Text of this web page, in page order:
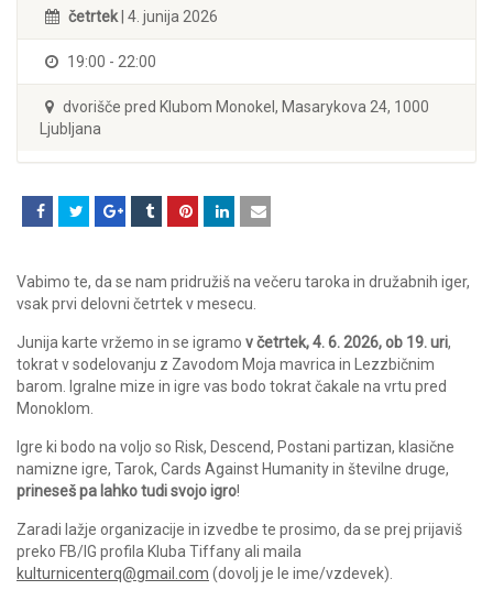
četrtek | 4. junija 2026
19:00 - 22:00
dvorišče pred Klubom Monokel, Masarykova 24, 1000
Ljubljana
Vabimo te, da se nam pridružiš na večeru taroka in družabnih iger,
vsak prvi delovni četrtek v mesecu.
Junija karte vržemo in se igramo v četrtek, 4. 6. 2026, ob 19. uri,
tokrat v sodelovanju z Zavodom Moja mavrica in Lezzbičnim
barom. Igralne mize in igre vas bodo tokrat čakale na vrtu pred
Monoklom.
Igre ki bodo na voljo so Risk, Descend, Postani partizan, klasične
namizne igre, Tarok, Cards Against Humanity in številne druge,
prineseš pa lahko tudi svojo igro!
Zaradi lažje organizacije in izvedbe te prosimo, da se prej prijaviš
preko FB/IG profila Kluba Tiffany ali maila
kulturnicenterq@gmail.com (dovolj je le ime/vzdevek).